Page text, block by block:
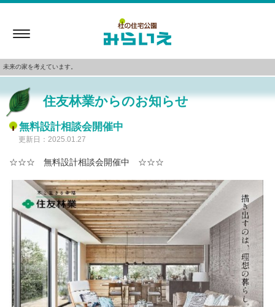
Toggle
未来の家を考えています。
住友林業からのお知らせ
無料設計相談会開催中
更新日：2025.01.27
☆☆☆ 無料設計相談会開催中 ☆☆☆